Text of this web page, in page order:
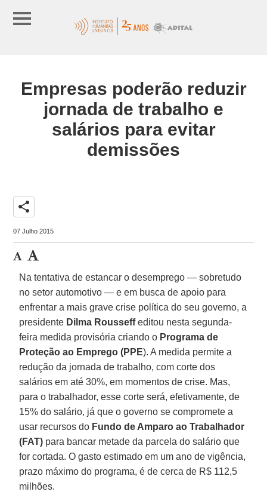
Empresas poderão reduzir
jornada de trabalho e
salários para evitar
demissões
share
07 Julho 2015
Na tentativa de estancar o desemprego — sobretudo
no setor automotivo — e em busca de apoio para
enfrentar a mais grave crise política do seu governo, a
presidente Dilma Rousseffeditou nesta segunda-
feira medida provisória criando o Programa de
Proteção ao Emprego (PPE). A medida permite a
redução da jornada de trabalho, com corte dos
salários em até 30%, em momentos de crise. Mas,
para o trabalhador, esse corte será, efetivamente, de
15% do salário, já que o governo se compromete a
usar recursos do Fundo de Amparo ao Trabalhador
(FAT) para bancar metade da parcela do salário que
for cortada. O gasto estimado em um ano de vigência,
prazo máximo do programa, é de cerca de R$ 112,5
milhões.